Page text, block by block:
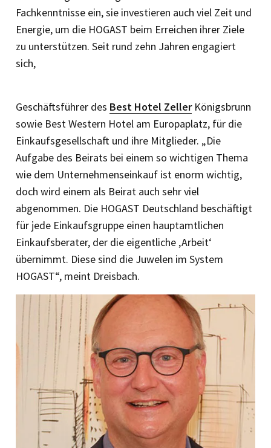
Fachkenntnisse ein, sie investieren auch viel Zeit und
Energie, um die HOGAST beim Erreichen ihrer Ziele
zu unterstützen. Seit rund zehn Jahren engagiert
sich,
Geschäftsführer des Best Hotel ZellerKönigsbrunn
sowie Best Western Hotel am Europaplatz, für die
Einkaufsgesellschaft und ihre Mitglieder. „Die
Aufgabe des Beirats bei einem so wichtigen Thema
wie dem Unternehmenseinkauf ist enorm wichtig,
doch wird einem als Beirat auch sehr viel
abgenommen. Die ­HOGAST Deutschland beschäftigt
für jede Einkaufsgruppe einen hauptamtlichen
Einkaufsberater, der die eigentliche ‚Arbeit‘
übernimmt. Diese sind die Juwelen im System
HOGAST“, meint Dreisbach.